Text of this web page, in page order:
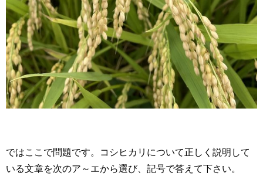
ではここで問題です。コシヒカリについて正しく説明して
いる文章を次のア～エから選び、記号で答えて下さい。